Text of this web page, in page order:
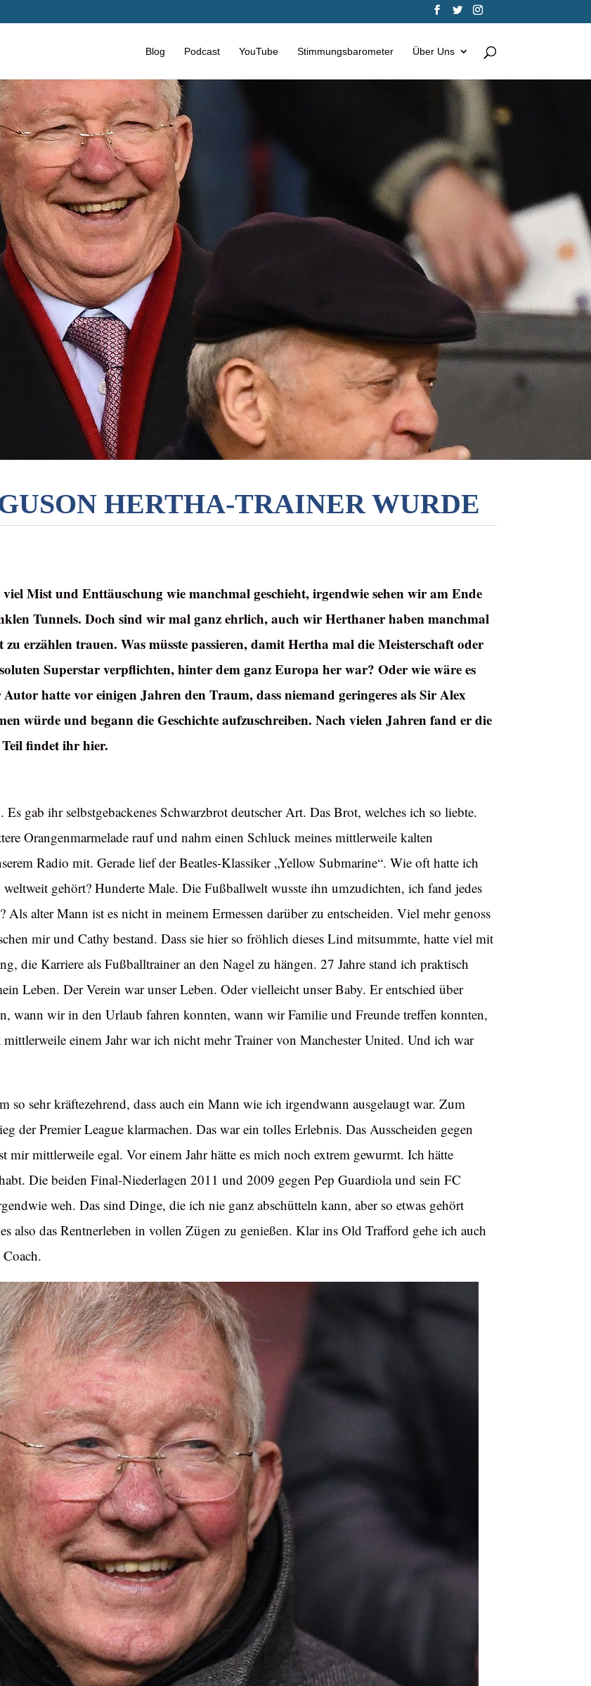
Blog Podcast YouTube Stimmungsbarometer Über Uns
HERTHA-TRAINER WURDE
Mist und Enttäuschung wie manchmal geschieht, irgendwie sehen wir am Ende
Tunnels. Doch sind wir mal ganz ehrlich, auch wir Herthaner haben manchmal
erzählen trauen. Was müsste passieren, damit Hertha mal die Meisterschaft oder
Superstar verpflichten, hinter dem ganz Europa her war? Oder wie wäre es
hatte vor einigen Jahren den Traum, dass niemand geringeres als Sir Alex
würde und begann die Geschichte aufzuschreiben. Nach vielen Jahren fand er die
Teil findet ihr hier.
gab ihr selbstgebackenes Schwarzbrot deutscher Art. Das Brot, welches ich so liebte.
Orangenmarmelade rauf und nahm einen Schluck meines mittlerweile kalten
Radio mit. Gerade lief der Beatles-Klassiker „Yellow Submarine“. Wie oft hatte ich
gehört? Hunderte Male. Die Fußballwelt wusste ihn umzudichten, ich fand jedes
alter Mann ist es nicht in meinem Ermessen darüber zu entscheiden. Viel mehr genoss
mir und Cathy bestand. Dass sie hier so fröhlich dieses Lind mitsummte, hatte viel mit
die Karriere als Fußballtrainer an den Nagel zu hängen. 27 Jahre stand ich praktisch
Leben. Der Verein war unser Leben. Oder vielleicht unser Baby. Er entschied über
wann wir in den Urlaub fahren konnten, wann wir Familie und Freunde treffen konnten,
einem Jahr war ich nicht mehr Trainer von Manchester United. Und ich war
sehr kräftezehrend, dass auch ein Mann wie ich irgendwann ausgelaugt war. Zum
der Premier League klarmachen. Das war ein tolles Erlebnis. Das Ausscheiden gegen
mittlerweile egal. Vor einem Jahr hätte es mich noch extrem gewurmt. Ich hätte
Die beiden Final-Niederlagen 2011 und 2009 gegen Pep Guardiola und sein FC
weh. Das sind Dinge, die ich nie ganz abschütteln kann, aber so etwas gehört
also das Rentnerleben in vollen Zügen zu genießen. Klar ins Old Trafford gehe ich auch